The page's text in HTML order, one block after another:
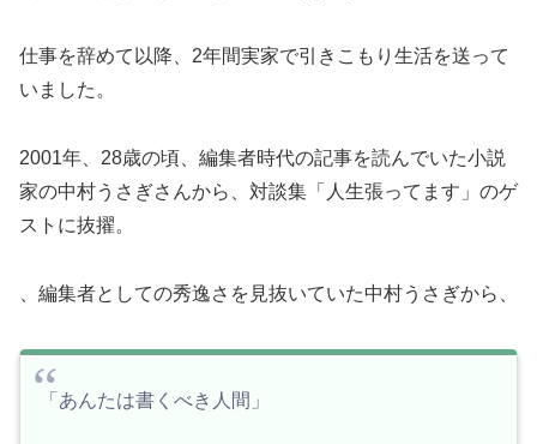
仕事を辞めて以降、2年間実家で引きこもり生活を送って
いました。
2001年、28歳の頃、編集者時代の記事を読んでいた小説
家の中村うさぎさんから、対談集「人生張ってます」のゲ
ストに抜擢。
、編集者としての秀逸さを見抜いていた中村うさぎから、
「あんたは書くべき人間」